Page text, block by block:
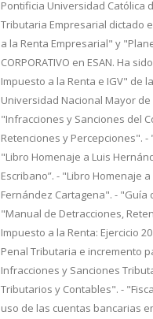
Pontificia Universidad Católica
Tributaria Empresarial dictado
a la Renta Empresarial" y
CORPORATIVO en ESAN. Ha
Impuesto a la Renta e IGV" de
Universidad Nacional Mayor de
"Infracciones y Sanciones del
Retenciones y Percepciones".
"Libro Homenaje a Luis
Escribano”. - "Libro Homenaje
Fernández Cartagena". - "Guía
"Manual de Detracciones,
Impuesto a la Renta: Ejercicio
Penal Tributaria e incremento
Infracciones y Sanciones
Tributarios y Contables". -
uso de las cuentas bancarias